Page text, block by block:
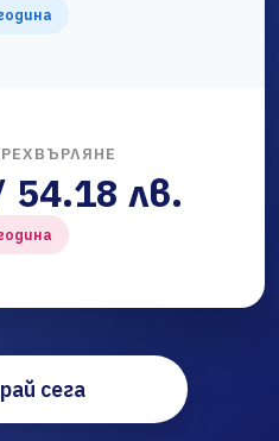
54.18 лв.
сега